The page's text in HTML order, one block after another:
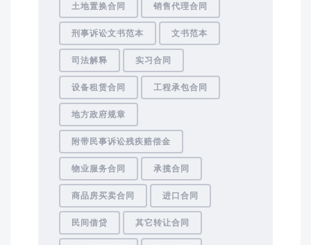
土地置换合同 销售代理合同
刑事诉讼文书范本 文书范本
司法解释 实习合同
设备租赁合同 工程承包合同
地方政府规章
附带民事诉讼残疾赔偿金
物业服务合同 承揽合同
商品房买卖合同 进口合同
民间借贷 其它转让合同